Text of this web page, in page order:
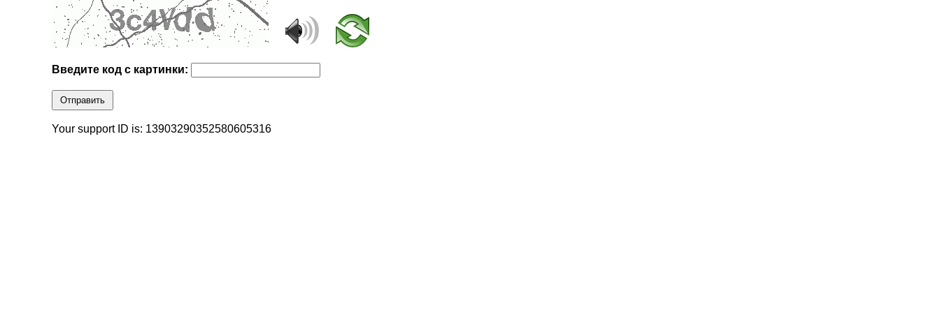
Введите код с картинки:
Отправить
Your support ID is: 13903290352580605316